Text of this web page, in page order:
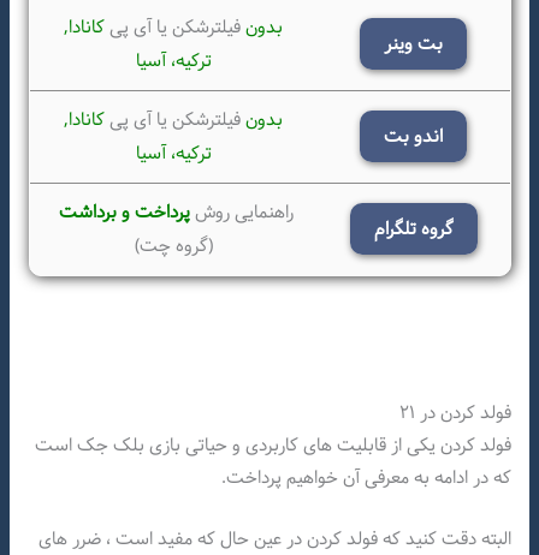
بت وینر
بدونفیلترشکن یا آی پیکانادا,
ترکیه، آسیا
اندو بت
بدونفیلترشکن یا آی پیکانادا,
ترکیه، آسیا
گروه تلگرام
راهنمایی روشپرداخت و برداشت
(گروه چت)
فولد کردن در ۲۱
فولد کردن یکی از قابلیت های کاربردی و حیاتی بازی بلک جک است
که در ادامه به معرفی آن خواهیم پرداخت.
البته دقت کنید که فولد کردن در عین حال که مفید است ، ضرر های